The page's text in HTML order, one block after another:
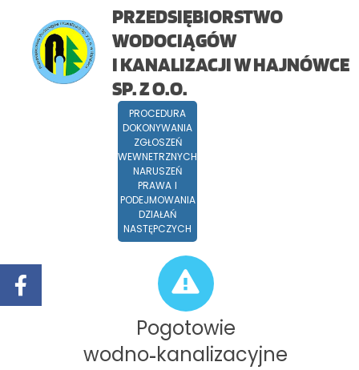
PRZEDSIĘBIORSTWO
WODOCIĄGÓW
I KANALIZACJI W HAJNÓWCE
SP. Z O.O.
PROCEDURA
DOKONYWANIA
ZGŁOSZEŃ
WEWNETRZNYCH
NARUSZEŃ
PRAWA I
PODEJMOWANIA
DZIAŁAŃ
NASTĘPCZYCH
Pogotowie
wodno-kanalizacyjne